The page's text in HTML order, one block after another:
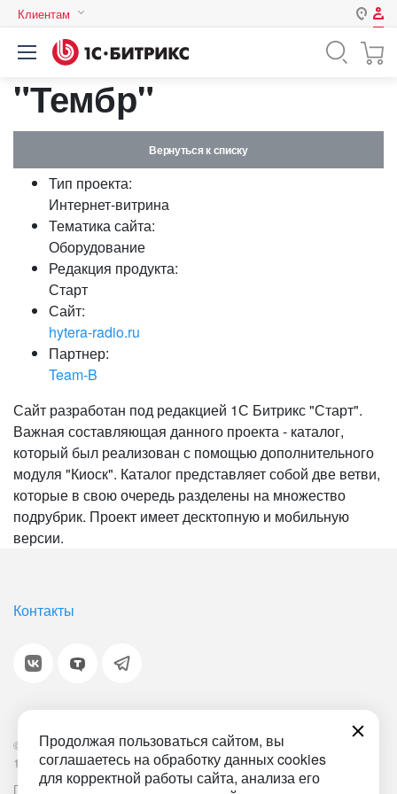
Продолжая пользоваться сайтом, вы
соглашаетесь на обработку данных cookies
для корректной работы сайта, анализа его
Клиентам
Авторизация
Нет аккаунта?
Логин
Пароль
"Тембр"
Вернуться к списку
Тип проекта:
Интернет-витрина
Тематика сайта:
Оборудование
Редакция продукта:
Старт
Сайт:
hytera-radio.ru
Партнер:
Team-B
Сайт разработан под редакцией 1С Битрикс "Старт".
Важная составляющая данного проекта - каталог,
который был реализован с помощью дополнительного
модуля "Киоск". Каталог представляет собой две ветви,
которые в свою очередь разделены на множество
подрубрик. Проект имеет десктопную и мобильную
версии.
Контакты
© 2001-2026 «Битрикс», «1С-Битрикс». Работает на
1С-Битрикс: Управление сайтом.
Политика обработки персональных данных Наша ИТ-деятельность